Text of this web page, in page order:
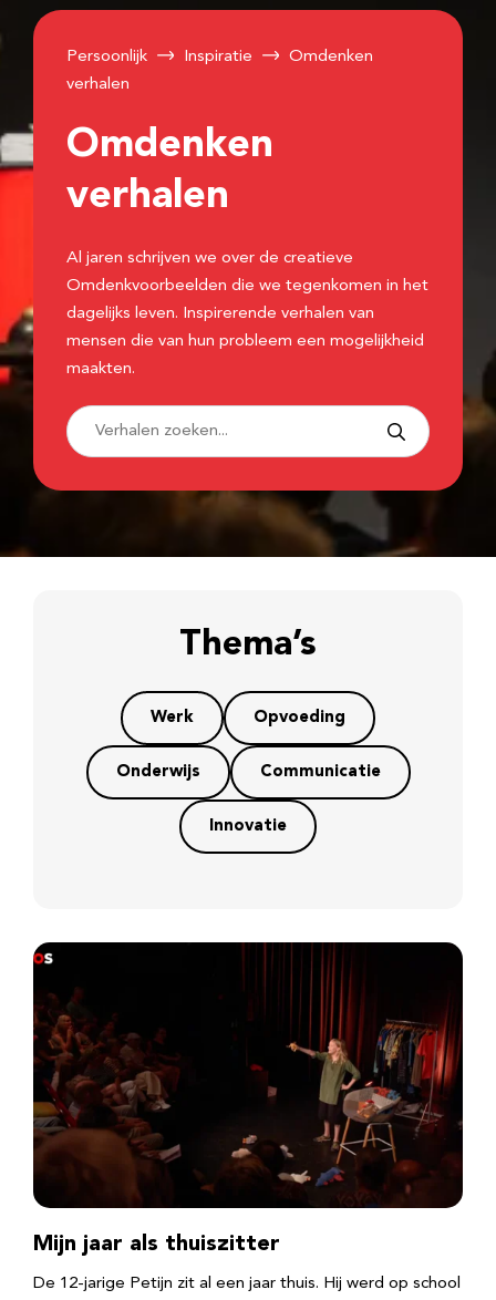
Persoonlijk Inspiratie
Omdenken
verhalen
Omdenken
verhalen
Al jaren schrijven we over de creatieve
Omdenkvoorbeelden die we tegenkomen in het
dagelijks leven. Inspirerende verhalen van
mensen die van hun probleem een mogelijkheid
maakten.
Thema’s
Werk Opvoeding
Onderwijs Communicatie
Innovatie
Mijn jaar als thuiszitter
De 12-jarige Petijn zit al een jaar thuis. Hij werd op school